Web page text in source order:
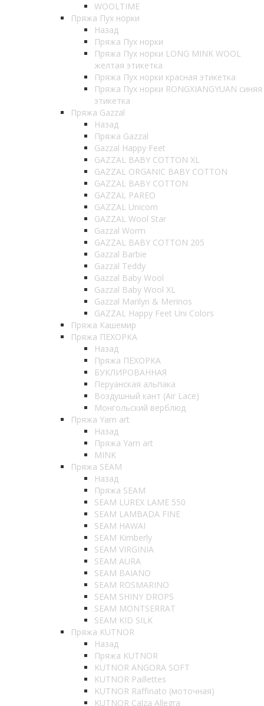
WOOLTIME
Пряжа Пух норки
Назад
Пряжа Пух норки
Пряжа Пух норки LONG MINK WOOL
желтая этикетка
Пряжа Пух норки красная этикетка
Пряжа Пух норки RONGXIANGYUAN синяя
этикетка
Пряжа Gazzal
Назад
Пряжа Gazzal
Gazzal Happy Feet
GAZZAL BABY COTTON XL
GAZZAL ORGANIC BABY COTTON
GAZZAL BABY COTTON
GAZZAL PAREO
GAZZAL Unicorn
GAZZAL Wool Star
Gazzal Worm
GAZZAL BABY COTTON 205
Gazzal Barbie
Gazzal Teddy
Gazzal Baby Wool
Gazzal Baby Wool XL
Gazzal Marilyn & Merinos
GAZZAL Happy Feet Uni Colors
Пряжа Кашемир
Пряжа ПЕХОРКА
Назад
Пряжа ПЕХОРКА
БУКЛИРОВАННАЯ
Перуанская альпака
Воздушный кант (Air Lace)
Монгольский верблюд
Пряжа Yarn art
Назад
Пряжа Yarn art
MINK
Пряжа SEAM
Назад
Пряжа SEAM
SEAM LUREX LAME 550
SEAM LAMBADA FINE
SEAM HAWAI
SEAM Kimberly
SEAM VIRGINIA
SEAM AURA
SEAM BAIANO
SEAM ROSMARINO
SEAM SHINY DROPS
SEAM MONTSERRAT
SEAM KID SILK
Пряжа KUTNOR
Назад
Пряжа KUTNOR
KUTNOR ANGORA SOFT
KUTNOR Paillettes
KUTNOR Raffinato (моточная)
KUTNOR Calza Allegra